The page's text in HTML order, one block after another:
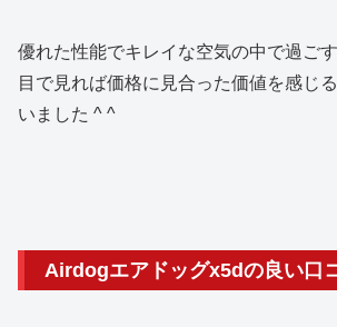
優れた性能でキレイな空気の中で過ご
目で見れば価格に見合った価値を感じ
いました ^ ^
Airdogエアドッグx5dの良い口